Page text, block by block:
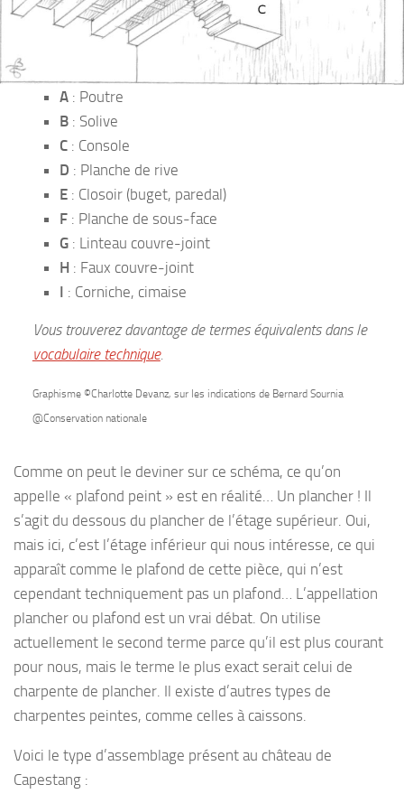
A: Poutre
B: Solive
C: Console
D : Planche de rive
E: Closoir (buget, paredal)
F: Planche de sous-face
G: Linteau couvre-joint
H: Faux couvre-joint
I : Corniche, cimaise
Vous trouverez davantage de termes équivalents dans le
vocabulaire technique.
Graphisme ©Charlotte Devanz, sur les indications de Bernard Sournia
@Conservation nationale
Comme on peut le deviner sur ce schéma, ce qu’on
appelle « plafond peint » est en réalité… Un plancher ! Il
s’agit du dessous du plancher de l’étage supérieur. Oui,
mais ici, c’est l’étage inférieur qui nous intéresse, ce qui
apparaît comme le plafond de cette pièce, qui n’est
cependant techniquement pas un plafond… L’appellation
plancher ou plafond est un vrai débat. On utilise
actuellement le second terme parce qu’il est plus courant
pour nous, mais le terme le plus exact serait celui de
charpente de plancher. Il existe d’autres types de
charpentes peintes, comme celles à caissons.
Voici le type d’assemblage présent au château de
Capestang :